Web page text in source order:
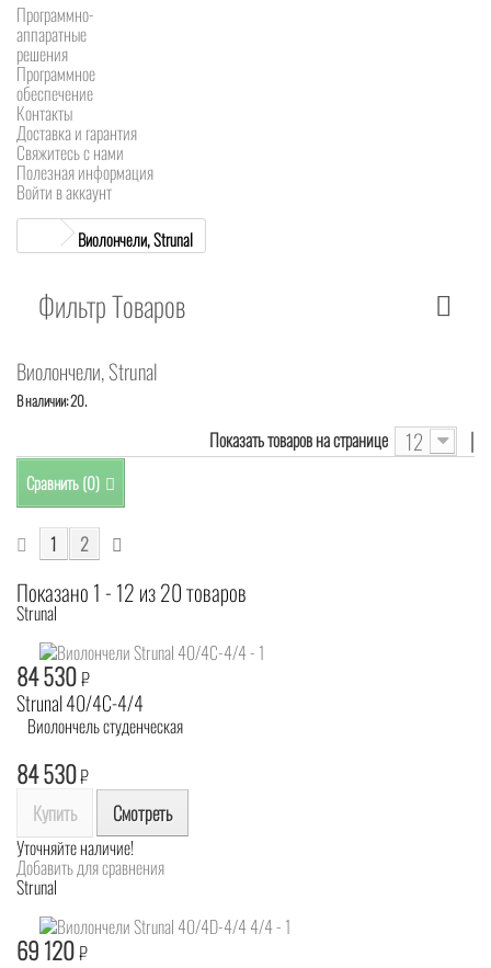
Программно-
аппаратные
решения
Программное
обеспечение
Контакты
Доставка и гарантия
Свяжитесь с нами
Полезная информация
Войти в аккаунт
Виолончели, Strunal
Фильтр Товаров
Виолончели, Strunal
В наличии: 20.
Показать товаров на странице 12 |
Сравнить (0)
1 2
Показано 1 - 12 из 20 товаров
Strunal
84 530₽
Strunal 40/4C-4/4
Виолончель студенческая
84 530₽
Купить Смотреть
Уточняйте наличие!
Добавить для сравнения
Strunal
69 120₽